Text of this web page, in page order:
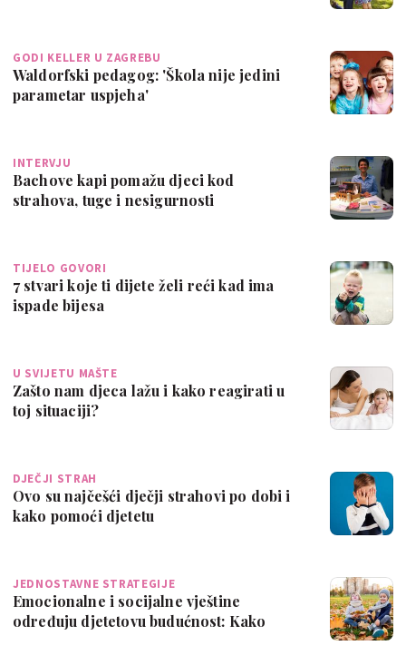
GODI KELLER U ZAGREBU
Waldorfski pedagog: 'Škola nije jedini
parametar uspjeha'
INTERVJU
Bachove kapi pomažu djeci kod
strahova, tuge i nesigurnosti
TIJELO GOVORI
7 stvari koje ti dijete želi reći kad ima
ispade bijesa
U SVIJETU MAŠTE
Zašto nam djeca lažu i kako reagirati u
toj situaciji?
DJEČJI STRAH
Ovo su najčešći dječji strahovi po dobi i
kako pomoći djetetu
JEDNOSTAVNE STRATEGIJE
Emocionalne i socijalne vještine
određuju djetetovu budućnost: Kako